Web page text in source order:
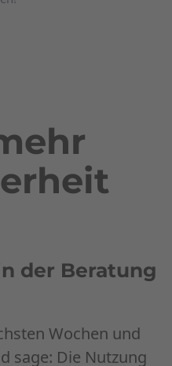
der Beratung
Wochen und
sage: Die Nutzung